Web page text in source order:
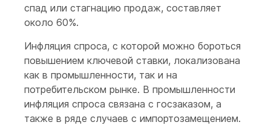
спад или стагнацию продаж, составляет
около 60%.
Инфляция спроса, с которой можно бороться
повышением ключевой ставки, локализована
как в промышленности, так и на
потребительском рынке. В промышленности
инфляция спроса связана с госзаказом, а
также в ряде случаев с импортозамещением.